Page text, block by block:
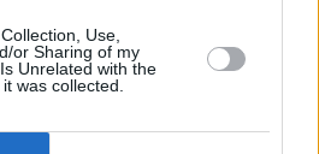
Use,
or Sharing of my
Unrelated with the
was collected.